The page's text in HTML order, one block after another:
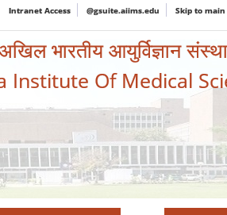
Intranet Access @gsuite.aiims.edu Skip to main
भारतीय आयुर्विज्ञान
Institute Of Medical